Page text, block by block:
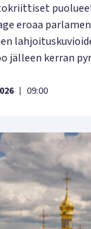
eroaa
jälleen kerran
09:00